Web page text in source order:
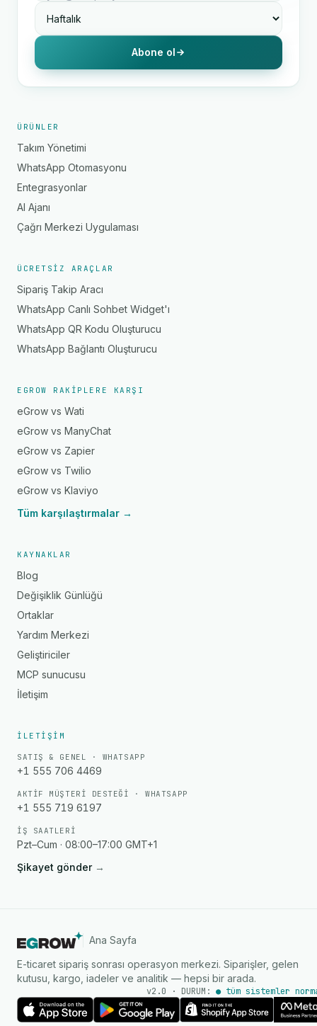
Abone ol
ÜRÜNLER
Takım Yönetimi
WhatsApp Otomasyonu
Entegrasyonlar
AI Ajanı
Çağrı Merkezi Uygulaması
ÜCRETSIZ ARAÇLAR
Sipariş Takip Aracı
WhatsApp Canlı Sohbet Widget'ı
WhatsApp QR Kodu Oluşturucu
WhatsApp Bağlantı Oluşturucu
EGROW RAKIPLERE KARŞI
eGrow vs Wati
eGrow vs ManyChat
eGrow vs Zapier
eGrow vs Twilio
eGrow vs Klaviyo
Tüm karşılaştırmalar →
KAYNAKLAR
Blog
Değişiklik Günlüğü
Ortaklar
Yardım Merkezi
Geliştiriciler
MCP sunucusu
İletişim
İLETIŞIM
SATIŞ & GENEL · WHATSAPP
+1 555 706 4469
AKTIF MÜŞTERI DESTEĞI · WHATSAPP
+1 555 719 6197
İŞ SAATLERI
Pzt–Cum · 08:00–17:00 GMT+1
Şikayet gönder →
Ana Sayfa
E-ticaret sipariş sonrası operasyon merkezi. Siparişler, gelen
kutusu, kargo, iadeler ve analitik — hepsi bir arada.
v2.0 · DURUM: ● tüm sistemler